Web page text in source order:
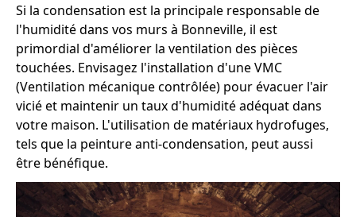
Si la condensation est la principale responsable de
l'humidité dans vos murs à Bonneville, il est
primordial d'améliorer la ventilation des pièces
touchées. Envisagez l'installation d'une VMC
(Ventilation mécanique contrôlée) pour évacuer l'air
vicié et maintenir un taux d'humidité adéquat dans
votre maison. L'utilisation de matériaux hydrofuges,
tels que la peinture anti-condensation, peut aussi
être bénéfique.